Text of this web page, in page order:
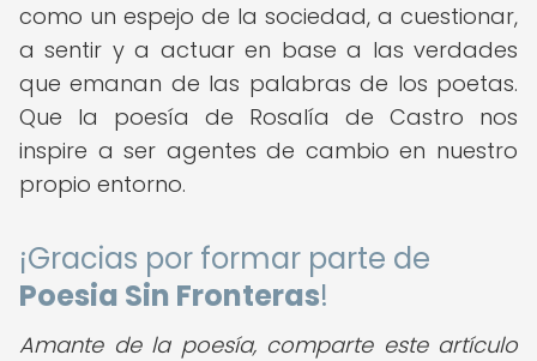
como un espejo de la sociedad, a cuestionar,
a sentir y a actuar en base a las verdades
que emanan de las palabras de los poetas.
Que la poesía de Rosalía de Castro nos
inspire a ser agentes de cambio en nuestro
propio entorno.
¡Gracias por formar parte de
Poesia Sin Fronteras!
Amante de la poesía, comparte este artículo